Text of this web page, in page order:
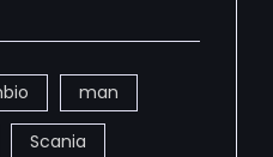
man
Scania